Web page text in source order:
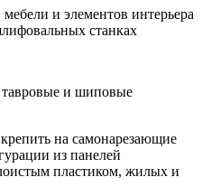
и элементов интерьера
станках
тавровые и шиповые
на самонарезающие
из панелей
пластиком, жилых и